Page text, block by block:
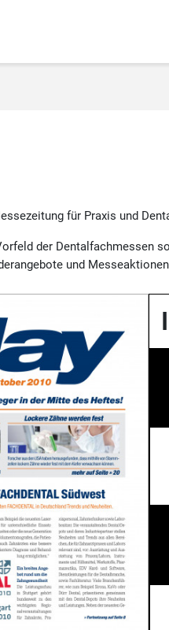
für Praxis und
der Dentalfachmessen
und